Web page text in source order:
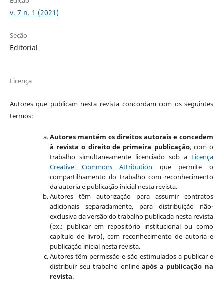
v. 7 n. 1 (2021)
Seção
Editorial
Licença
Autores que publicam nesta revista concordam com os seguintes
termos:
Autores mantém os direitos autorais e concedem
à revista o direito de primeira publicação, com o
trabalho simultaneamente licenciado sob a Licença
Creative Commons Attribution que permite o
compartilhamento do trabalho com reconhecimento
da autoria e publicação inicial nesta revista.
Autores têm autorização para assumir contratos
adicionais separadamente, para distribuição não-
exclusiva da versão do trabalho publicada nesta revista
(ex.: publicar em repositório institucional ou como
capítulo de livro), com reconhecimento de autoria e
publicação inicial nesta revista.
Autores têm permissão e são estimulados a publicar e
distribuir seu trabalho onlineapós a publicação na
revista.